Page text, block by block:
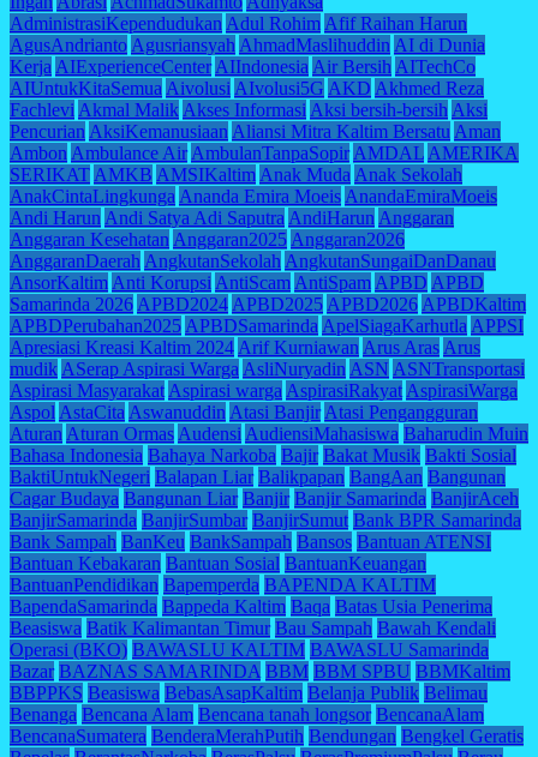
AdministrasiKependudukan Adul Rohim Afif Raihan Harun
AgusAndrianto Agusriansyah AhmadMaslihuddin AI di Dunia
Kerja AIExperienceCenter AIIndonesia Air Bersih AITechCo
AIUntukKitaSemua Aivolusi AIvolusi5G AKD Akhmed Reza
Fachlevi Akmal Malik Akses Informasi Aksi bersih-bersih Aksi
Pencurian AksiKemanusiaan Aliansi Mitra Kaltim Bersatu Aman
Ambon Ambulance Air AmbulanTanpaSopir AMDAL AMERIKA
SERIKAT AMKB AMSIKaltim Anak Muda Anak Sekolah
AnakCintaLingkunga Ananda Emira Moeis AnandaEmiraMoeis
Andi Harun Andi Satya Adi Saputra AndiHarun Anggaran
Anggaran Kesehatan Anggaran2025 Anggaran2026
AnggaranDaerah AngkutanSekolah AngkutanSungaiDanDanau
AnsorKaltim Anti Korupsi AntiScam AntiSpam APBD APBD
Samarinda 2026 APBD2024 APBD2025 APBD2026 APBDKaltim
APBDPerubahan2025 APBDSamarinda ApelSiagaKarhutla APPSI
Apresiasi Kreasi Kaltim 2024 Arif Kurniawan Arus Aras Arus
mudik ASerap Aspirasi Warga AsliNuryadin ASN ASNTransportasi
Aspirasi Masyarakat Aspirasi warga AspirasiRakyat AspirasiWarga
Aspol AstaCita Aswanuddin Atasi Banjir Atasi Pengangguran
Aturan Aturan Ormas Audensi AudiensiMahasiswa Baharudin Muin
Bahasa Indonesia Bahaya Narkoba Bajir Bakat Musik Bakti Sosial
BaktiUntukNegeri Balapan Liar Balikpapan BangAan Bangunan
Cagar Budaya Bangunan Liar Banjir Banjir Samarinda BanjirAceh
BanjirSamarinda BanjirSumbar BanjirSumut Bank BPR Samarinda
Bank Sampah BanKeu BankSampah Bansos Bantuan ATENSI
Bantuan Kebakaran Bantuan Sosial BantuanKeuangan
BantuanPendidikan Bapemperda BAPENDA KALTIM
BapendaSamarinda Bappeda Kaltim Baqa Batas Usia Penerima
Beasiswa Batik Kalimantan Timur Bau Sampah Bawah Kendali
Operasi (BKO) BAWASLU KALTIM BAWASLU Samarinda
Bazar BAZNAS SAMARINDA BBM BBM SPBU BBMKaltim
BBPPKS Beasiswa BebasAsapKaltim Belanja Publik Belimau
Benanga Bencana Alam Bencana tanah longsor BencanaAlam
BencanaSumatera BenderaMerahPutih Bendungan Bengkel Geratis